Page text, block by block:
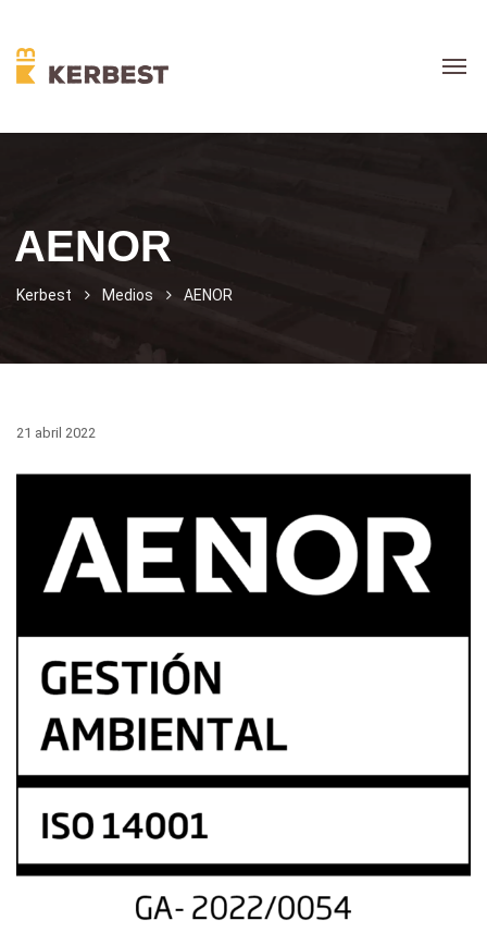
AENOR
Kerbest Medios AENOR
21 abril 2022